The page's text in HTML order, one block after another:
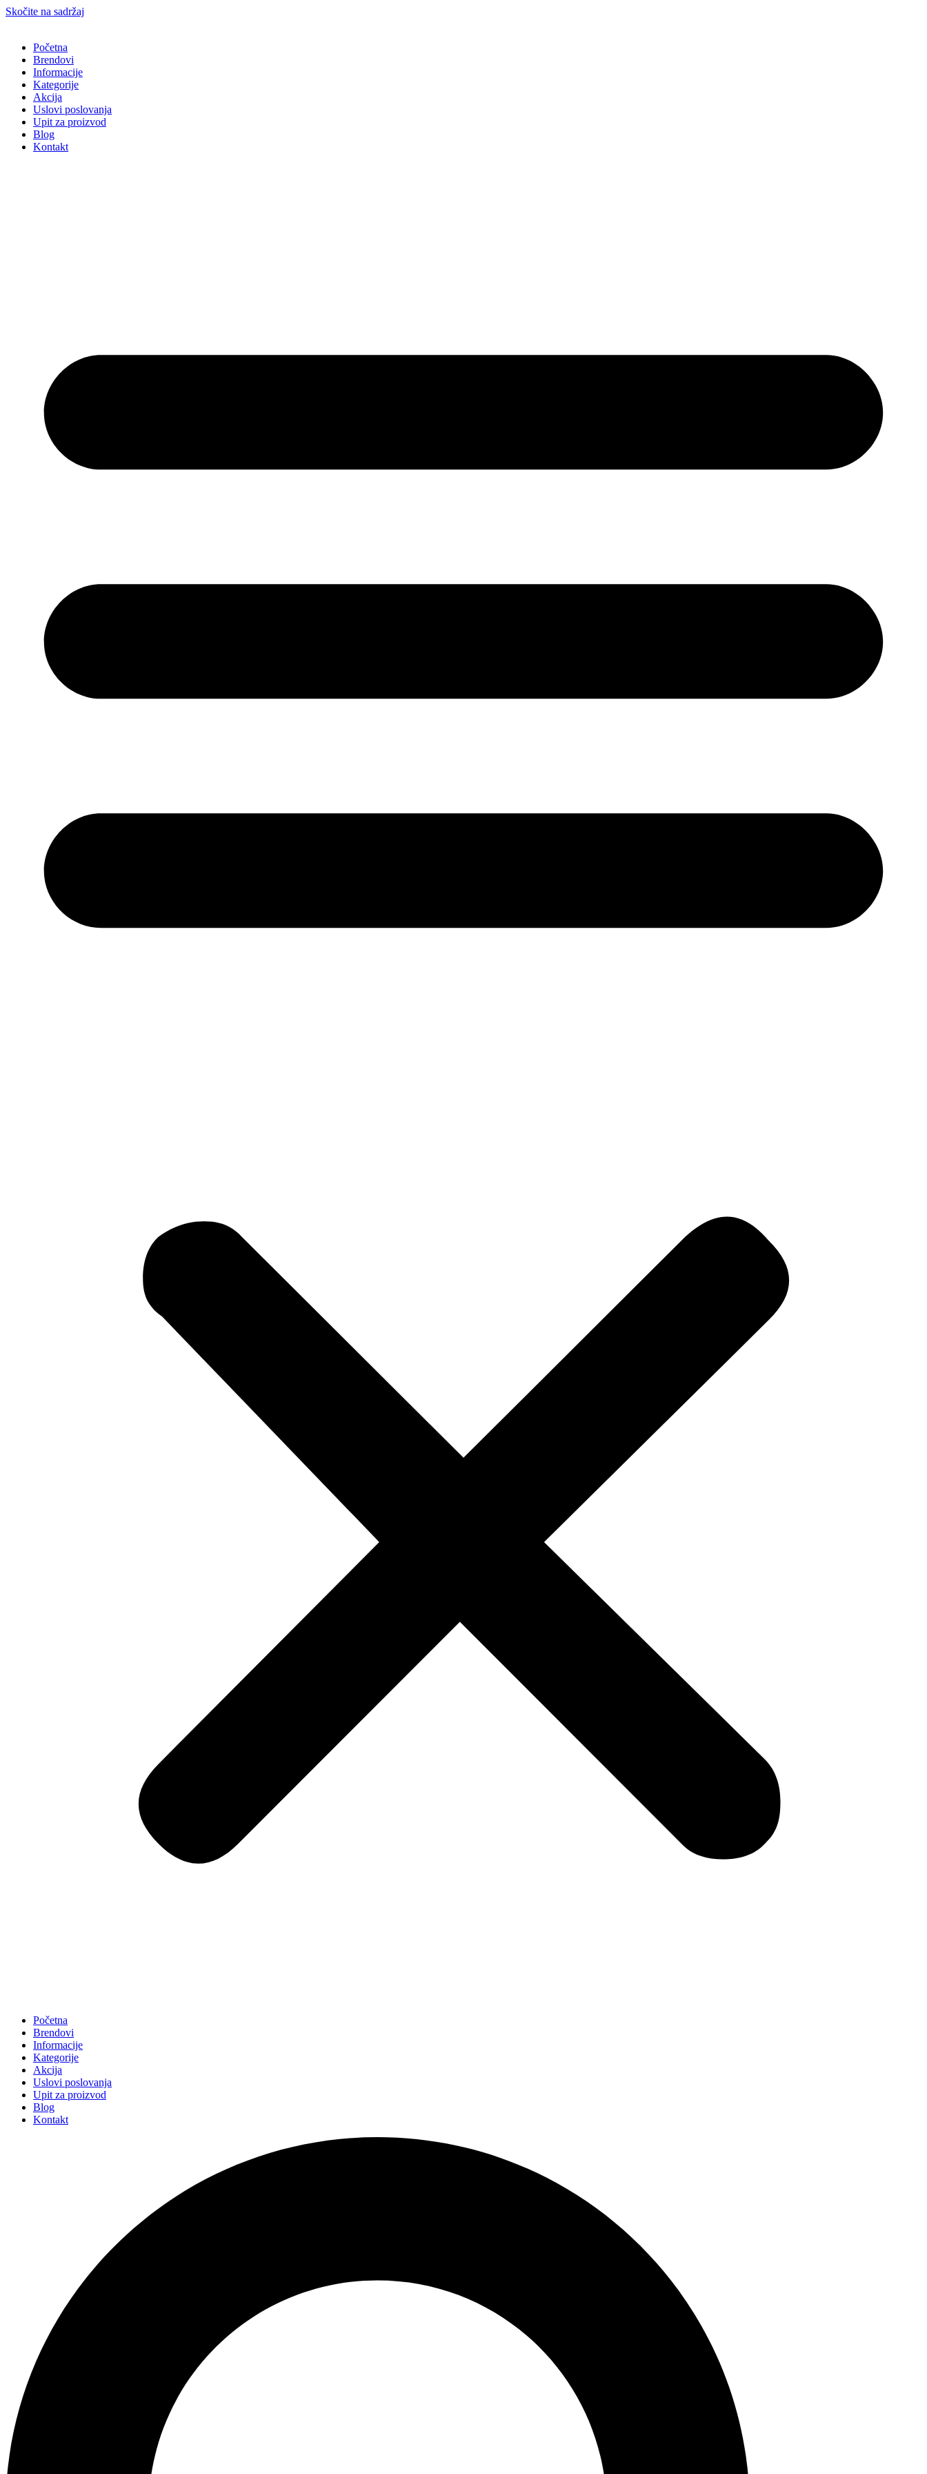
Skočite na sadržaj
Početna
Brendovi
Informacije
Kategorije
Akcija
Uslovi poslovanja
Upit za proizvod
Blog
Kontakt
Početna
Brendovi
Informacije
Kategorije
Akcija
Uslovi poslovanja
Upit za proizvod
Blog
Kontakt